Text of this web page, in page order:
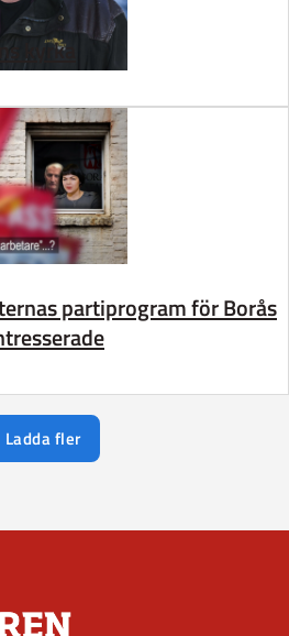
kyrka
partiprogram för Borås
Ladda fler